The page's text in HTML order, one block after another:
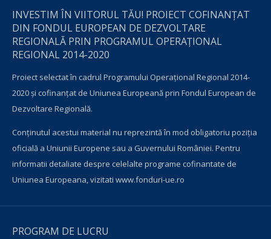
INVESTIM ÎN VIITORUL TĂU! PROIECT COFINANȚAT
DIN FONDUL EUROPEAN DE DEZVOLTARE
REGIONALĂ PRIN PROGRAMUL OPERAŢIONAL
REGIONAL 2014-2020
Proiect selectat în cadrul Programului Operațional Regional 2014-
2020 și cofinanțat de Uniunea Europeană prin Fondul European de
Dezvoltare Regională.
Conţinutul acestui material nu reprezintă în mod obligatoriu poziţia
oficială a Uniunii Europene sau a Guvernului României. Pentru
informatii detaliate despre celelalte programe cofinantate de
Uniunea Europeana, vizitati www.fonduri-ue.ro
PROGRAM DE LUCRU